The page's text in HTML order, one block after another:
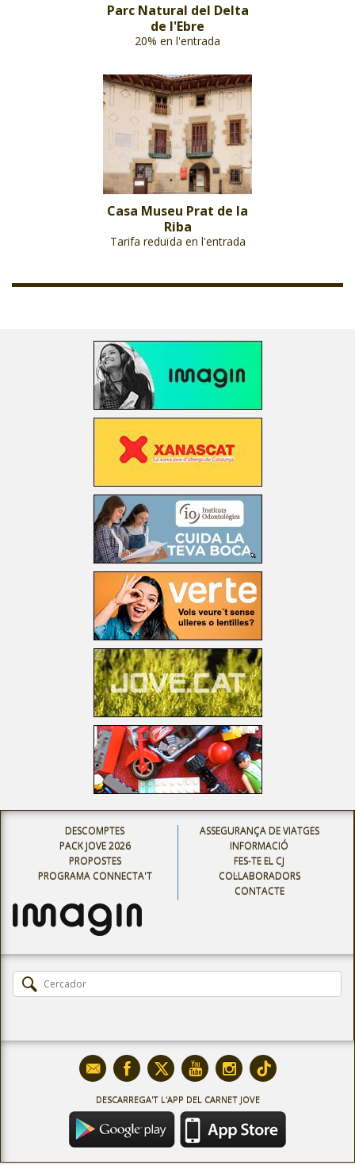
Parc Natural del Delta
de l'Ebre
20% en l'entrada
Casa Museu Prat de la
Riba
Tarifa reduïda en l'entrada
DESCOMPTES
PACK JOVE 2026
PROPOSTES
PROGRAMA CONNECTA'T
ASSEGURANÇA DE VIATGES
INFORMACIÓ
FES-TE EL CJ
COL·LABORADORS
CONTACTE
DESCARREGA'T L'APP DEL CARNET JOVE